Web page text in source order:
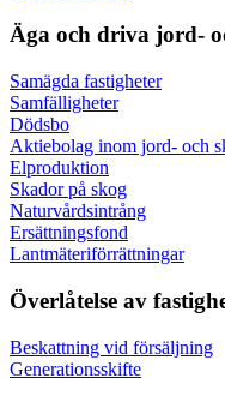
Äga och driva jord-
Samägda fastigheter
Samfälligheter
Dödsbo
Aktiebolag inom jord- och
Elproduktion
Skador på skog
Naturvårdsintrång
Ersättningsfond
Lantmäteriförrättningar
Överlåtelse av
Beskattning vid försäljning
Generationsskifte